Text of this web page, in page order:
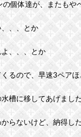
個体達が、またもや
、、とか
、、、とか
るので、早速3ペアほ
槽に移してあげまし
らないけど、納得し